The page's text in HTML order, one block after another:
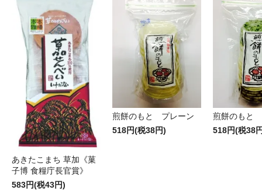
あきたこまち 草加《菓
子博 食糧庁長官賞》
583円(税43円)
煎餅のもと プレーン
518円(税38円)
煎餅のもと
518円(税38